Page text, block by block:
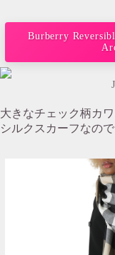
Burberry
大きなチェック柄カ
シルクスカーフなの